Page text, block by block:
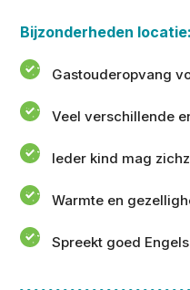
Bijzonderheden locatie:
Gastouderopvang
Veel verschillende
Ieder kind mag
Warmte en
Spreekt goed Engels